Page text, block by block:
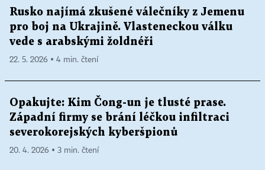
Rusko najímá zkušené válečníky z Jemenu
pro boj na Ukrajině. Vlasteneckou válku
vede s arabskými žoldnéři
22. 5. 2026 ▪ 4 min. čtení
Opakujte: Kim Čong-un je tlusté prase.
Západní firmy se brání léčkou infiltraci
severokorejských kyberšpionů
20. 4. 2026 ▪ 3 min. čtení